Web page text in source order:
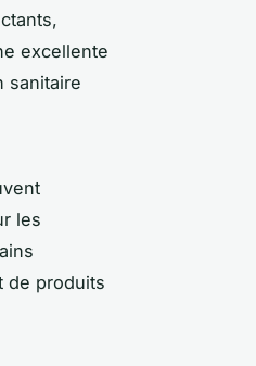
excellente
sanitaire
les
de produits